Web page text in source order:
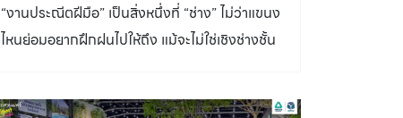
“งานประณีตฝีมือ” เป็นสิ่งหนึ่งที่ “ช่าง” ไม่ว่าแขนง
ไหนย่อมอยากฝึกฝนไปให้ถึง แม้จะไม่ใช่เชิงช่างชั้น